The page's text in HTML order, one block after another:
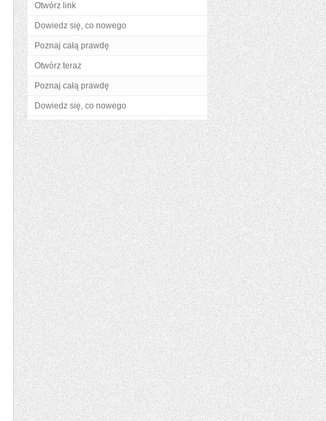
Otwórz link
Dowiedz się, co nowego
Poznaj całą prawdę
Otwórz teraz
Poznaj całą prawdę
Dowiedz się, co nowego